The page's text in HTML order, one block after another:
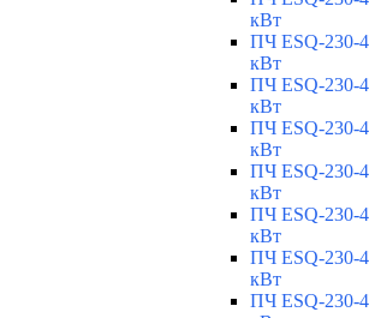
кВт
ПЧ ESQ-230-
кВт
ПЧ ESQ-230-
кВт
ПЧ ESQ-230-
кВт
ПЧ ESQ-230-
кВт
ПЧ ESQ-230-
кВт
ПЧ ESQ-230-
кВт
ПЧ ESQ-230-